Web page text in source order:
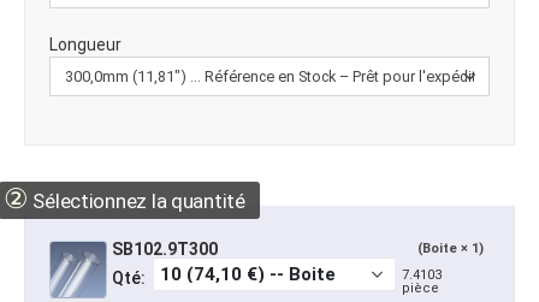
Longueur
② Sélectionnez la quantité
SB102.9T300 (Boite × 1)
Qté:
7.4103
pièce